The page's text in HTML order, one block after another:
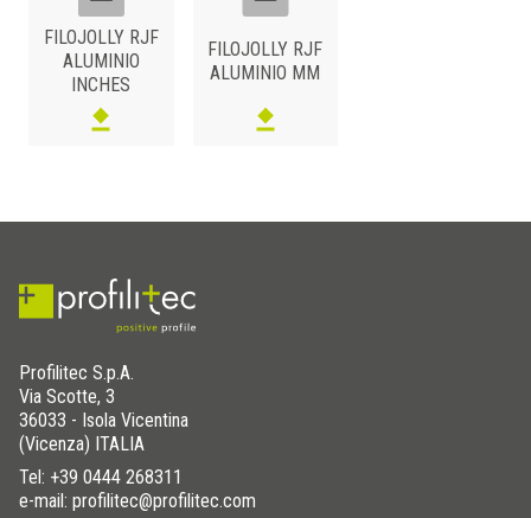
FILOJOLLY RJF
ALUMINIO
INCHES
FILOJOLLY RJF
ALUMINIO MM
Profilitec S.p.A.
Via Scotte, 3
36033 - Isola Vicentina
(Vicenza) ITALIA
Tel: +39 0444 268311
e-mail: profilitec@profilitec.com